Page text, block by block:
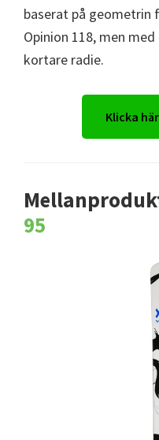
baserat på geometrin
Opinion 118, men
kortare radie.
Klicka
95